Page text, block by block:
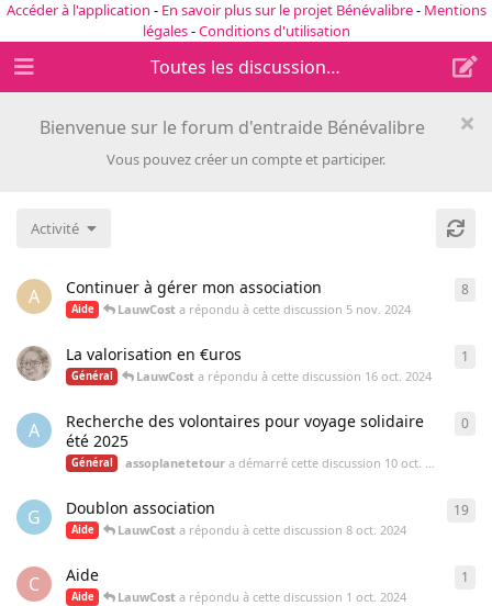
Accéder à l'application - En savoir plus sur le projet Bénévalibre- Mentions
légales-Conditions d'utilisation
Bienvenue sur le forum d'entraide Bénévalibre
Vous pouvez créer un compte et participer.
Toutes les discussions
Activité
A Continuer à gérer mon association
Aide LauwCost a répondu à cette discussion 5 nov. 2024
8
La valorisation en €uros
Général LauwCost a répondu à cette discussion 16 oct. 2024
1
A
Recherche des volontaires pour voyage solidaire
été 2025
Général assoplanetetour a démarré cette discussion 10 oct. 2024
0
G Doublon association
Aide LauwCost a répondu à cette discussion8 oct. 2024
19
C Aide
Aide LauwCost a répondu à cette discussion 1 oct. 2024
1